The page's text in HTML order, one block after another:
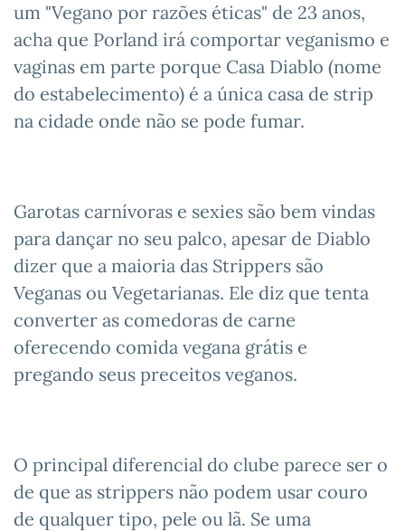
um "Vegano por razões éticas" de 23 anos,
acha que Porland irá comportar veganismo e
vaginas em parte porque Casa Diablo (nome
do estabelecimento) é a única casa de strip
na cidade onde não se pode fumar.
Garotas carnívoras e sexies são bem vindas
para dançar no seu palco, apesar de Diablo
dizer que a maioria das Strippers são
Veganas ou Vegetarianas. Ele diz que tenta
converter as comedoras de carne
oferecendo comida vegana grátis e
pregando seus preceitos veganos.
O principal diferencial do clube parece ser o
de que as strippers não podem usar couro
de qualquer tipo, pele ou lã. Se uma